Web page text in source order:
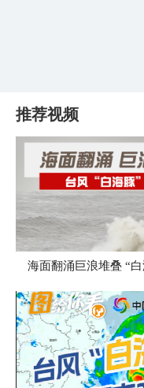
推荐视频
海面翻涌巨浪堆叠 “